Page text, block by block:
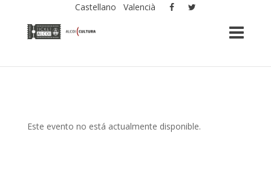
Castellano Valencià
Este evento no está actualmente disponible.